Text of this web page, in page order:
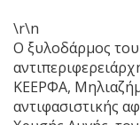
\r\n
Ο ξυλοδάρμος
ΚΕΕΡΦΑ,
αντιφασιστικής